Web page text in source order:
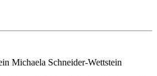
Michaela Schneider-Wettstein